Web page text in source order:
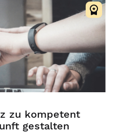
zu kompetent
gestalten